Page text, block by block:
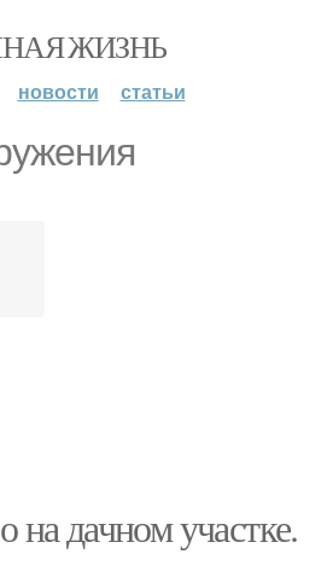
ЖИЗНЬ
новости статьи
на дачном участке.